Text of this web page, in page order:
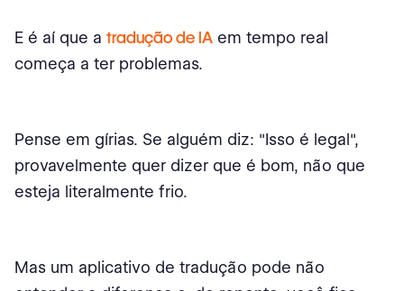
E é aí que a tradução de IA em tempo real
começa a ter problemas.
Pense em gírias. Se alguém diz: "Isso é legal",
provavelmente quer dizer que é bom, não que
esteja literalmente frio.
Mas um aplicativo de tradução pode não